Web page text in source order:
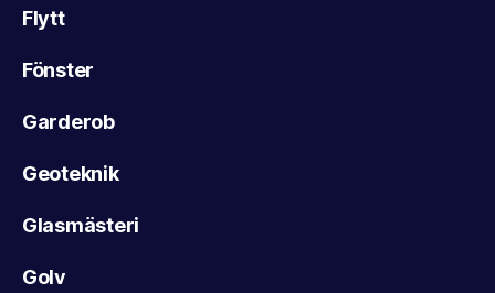
Flytt
Fönster
Garderob
Geoteknik
Glasmästeri
Golv